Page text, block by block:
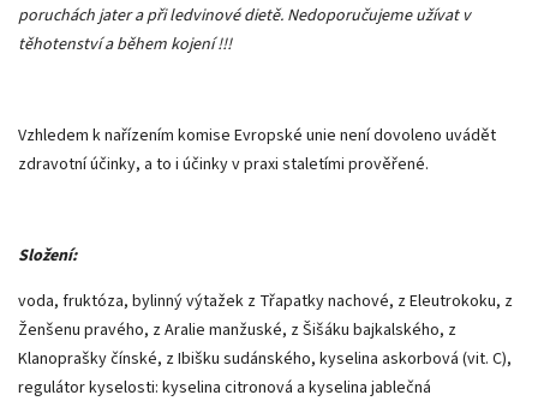
poruchách jater a při ledvinové dietě. Nedoporučujeme užívat v
těhotenství a během kojení !!!
Vzhledem k nařízením komise Evropské unie není dovoleno uvádět
zdravotní účinky, a to i účinky v praxi staletími prověřené.
Složení:
voda, fruktóza, bylinný výtažek z Třapatky nachové, z Eleutrokoku, z
Ženšenu pravého, z Aralie manžuské, z Šišáku bajkalského, z
Klanoprašky čínské, z Ibišku sudánského, kyselina askorbová (vit. C),
regulátor kyselosti: kyselina citronová a kyselina jablečná